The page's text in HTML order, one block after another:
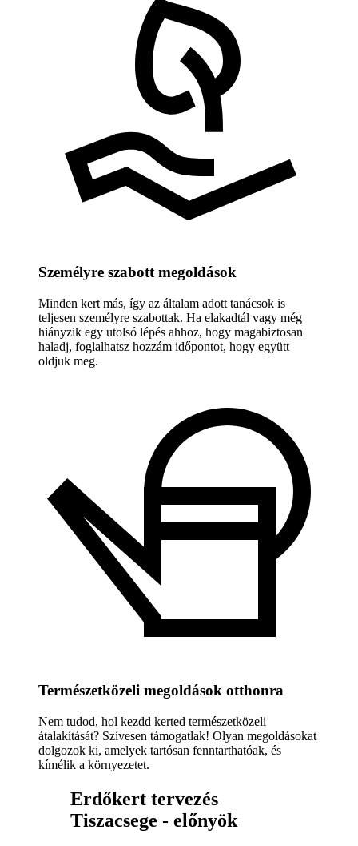
Személyre szabott megoldások
Minden kert más, így az általam adott tanácsok is
teljesen személyre szabottak. Ha elakadtál vagy még
hiányzik egy utolsó lépés ahhoz, hogy magabiztosan
haladj, foglalhatsz hozzám időpontot, hogy együtt
oldjuk meg.
Természetközeli megoldások otthonra
Nem tudod, hol kezdd kerted természetközeli
átalakítását? Szívesen támogatlak! Olyan megoldásokat
dolgozok ki, amelyek tartósan fenntarthatóak, és
kímélik a környezetet.
Erdőkert tervezés
Tiszacsege - előnyök